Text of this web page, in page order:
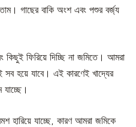
গাছের বাকি অংশ এবং পশুর বর্জ্য
ফিরিয়ে দিচ্ছি না জমিতে। আমরা
সব হয়ে যাবে। এই কারণেই খাদ্যের
যাচ্ছে।
হারিয়ে যাচ্ছে, কারণ আমরা জমিকে